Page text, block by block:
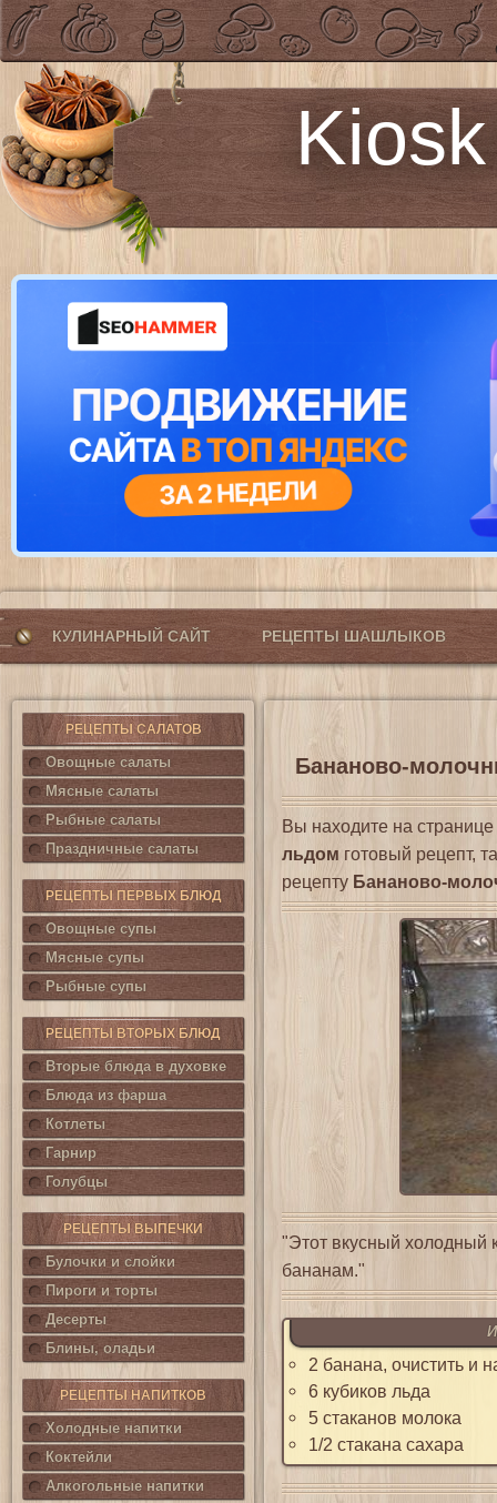
КУЛИНАРНЫЙ САЙТ РЕЦЕПТЫ ШАШЛЫКОВ
РЕЦЕПТЫ САЛАТОВ
Овощные салаты
Мясные салаты
Рыбные салаты
Праздничные салаты
РЕЦЕПТЫ ПЕРВЫХ БЛЮД
Овощные супы
Мясные супы
Рыбные супы
РЕЦЕПТЫ ВТОРЫХ БЛЮД
Вторые блюда в духовке
Блюда из фарша
Котлеты
Гарнир
Голубцы
РЕЦЕПТЫ ВЫПЕЧКИ
Булочки и слойки
Пироги и торты
Десерты
Блины, оладьи
РЕЦЕПТЫ НАПИТКОВ
Холодные напитки
Коктейли
Алкогольные напитки
Бананово-
Вы находите на странице
льдом готовый рецепт,
рецепту Бананово-
"Этот вкусный холодный
бананам."
2 банана, очистить и
6 кубиков льда
5 стаканов молока
1/2 стакана сахара